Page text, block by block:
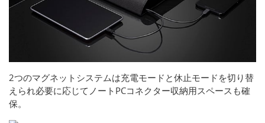
2つのマグネットシステムは充電モードと休止モードを切り替
えられ必要に応じてノートPCコネクター収納用スペースも確
保。